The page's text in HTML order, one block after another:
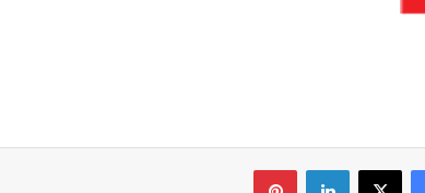
فیس بوک X لینکدین ‫پین‌ترست